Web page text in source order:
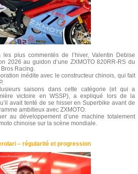
plus commentés de l’hiver, Valentin Debise
2026 au guidon d’une ZXMOTO 820RR-RS du
Racing.
inédite avec le constructeur chinois, qui fait
saisons dans cette catégorie (et qui a
victoire en WSSP), a expliqué lors de la
avait tenté de se hisser en Superbike avant de
ambitieux avec ZXMOTO.
au développement d’une machine totalement
chinoise sur la scène mondiale.
– régularité et progression